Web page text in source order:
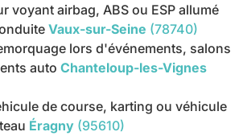
voyant airbag, ABS ou ESP allumé
Vaux-sur-Seine (78740)
lors d'événements, salons
auto Chanteloup-les-Vignes
de course, karting ou véhicule
Éragny (95610)